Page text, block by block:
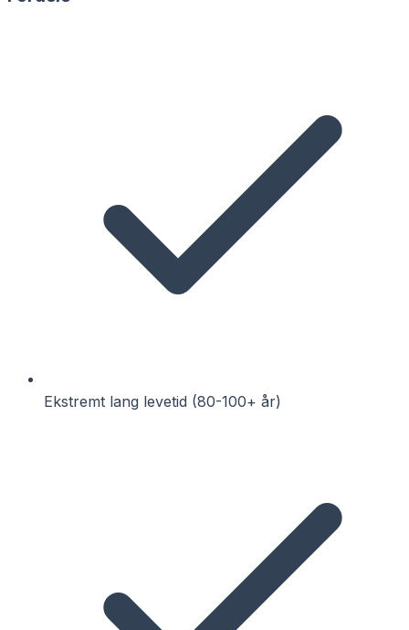
Ekstremt lang levetid (80-100+ år)